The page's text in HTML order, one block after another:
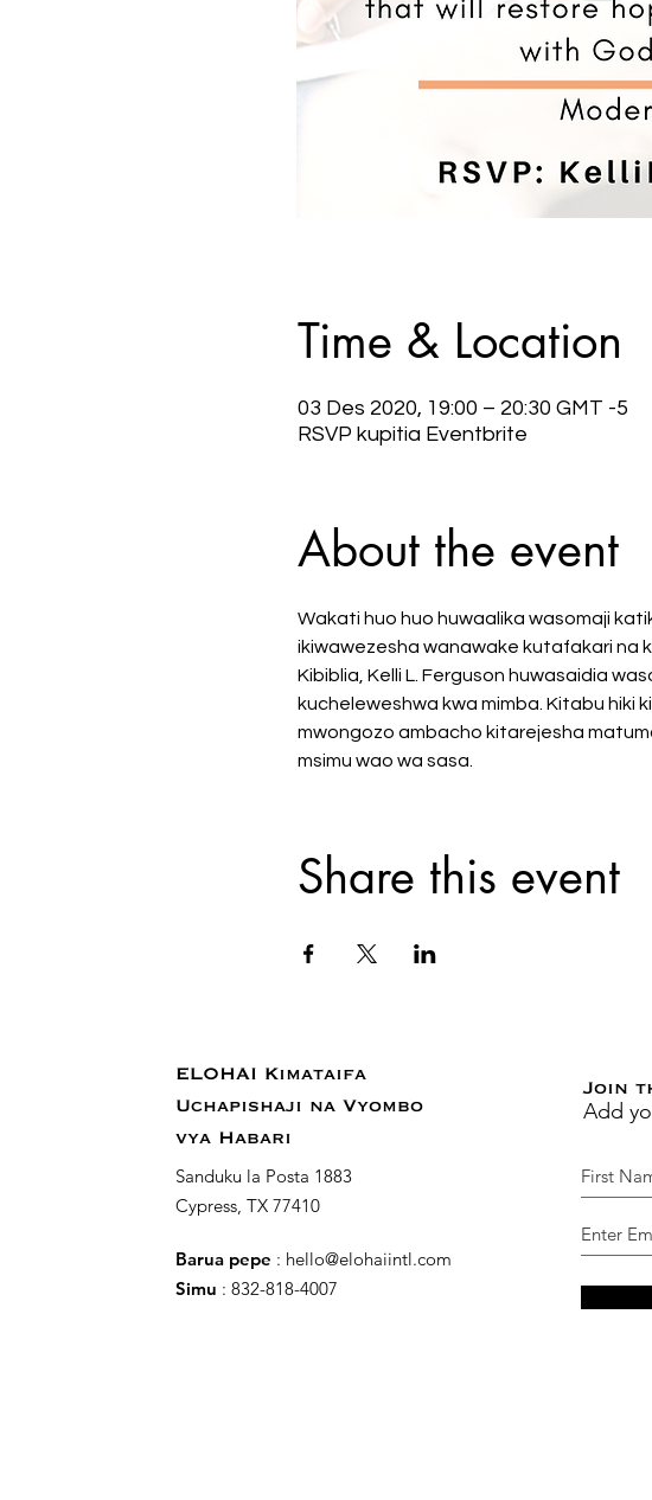
Time & Location
03 Des 2020, 19:00 – 20:30 GMT -5
RSVP kupitia Eventbrite
About the event
Wakati huo huo huwaalika wasomaji
ikiwawezesha wanawake kutafakari na
Kibiblia, Kelli L. Ferguson huwasaidia
kucheleweshwa kwa mimba. Kitabu hiki
mwongozo ambacho kitarejesha
msimu wao wa sasa.
Share this event
ELOHAI Kimataifa
Uchapishaji na Vyombo
vya Habari
Sanduku la Posta 1883
Cypress, TX 77410
Barua pepe : hello@elohaiintl.com
Simu : 832-818-4007
Join
Add